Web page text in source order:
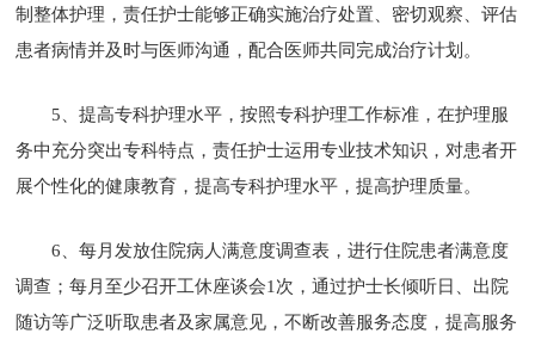
制整体护理，责任护士能够正确实施治疗处置、密切观察、评估
患者病情并及时与医师沟通，配合医师共同完成治疗计划。
5、提高专科护理水平，按照专科护理工作标准，在护理服
务中充分突出专科特点，责任护士运用专业技术知识，对患者开
展个性化的健康教育，提高专科护理水平，提高护理质量。
6、每月发放住院病人满意度调查表，进行住院患者满意度
调查；每月至少召开工休座谈会1次，通过护士长倾听日、出院
随访等广泛听取患者及家属意见，不断改善服务态度，提高服务